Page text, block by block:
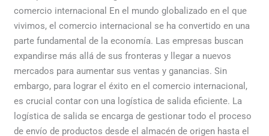
comercio internacional En el mundo globalizado en el que
vivimos, el comercio internacional se ha convertido en una
parte fundamental de la economía. Las empresas buscan
expandirse más allá de sus fronteras y llegar a nuevos
mercados para aumentar sus ventas y ganancias. Sin
embargo, para lograr el éxito en el comercio internacional,
es crucial contar con una logística de salida eficiente. La
logística de salida se encarga de gestionar todo el proceso
de envío de productos desde el almacén de origen hasta el
en
el
comercio
internacional